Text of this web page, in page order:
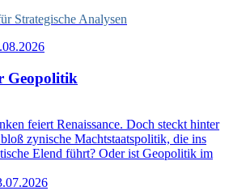
Strategische Analysen
Geopolitik
feiert Renaissance. Doch steckt hinter
zynische Machtstaatspolitik, die ins
Elend führt? Oder ist Geopolitik im